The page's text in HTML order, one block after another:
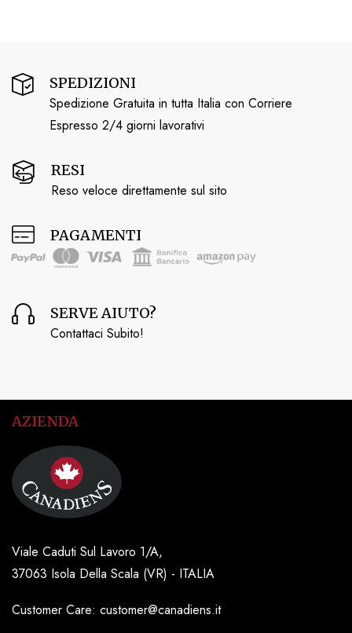
SPEDIZIONI
Spedizione Gratuita in tutta Italia con Corriere
Espresso 2/4 giorni lavorativi
RESI
Reso veloce direttamente sul sito
PAGAMENTI
SERVE AIUTO?
Contattaci Subito!
AZIENDA
Viale Caduti Sul Lavoro 1/A,
37063 Isola Della Scala (VR) - ITALIA
Customer Care: customer@canadiens.it